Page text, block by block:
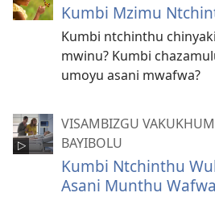
Kumbi Mzimu
Kumbi ntchinthu
mwinu? Kumbi
umoyu asani mwafwa?
VISAMBIZGU
BAYIBOLU
Kumbi Ntchinthu
Asani Munthu